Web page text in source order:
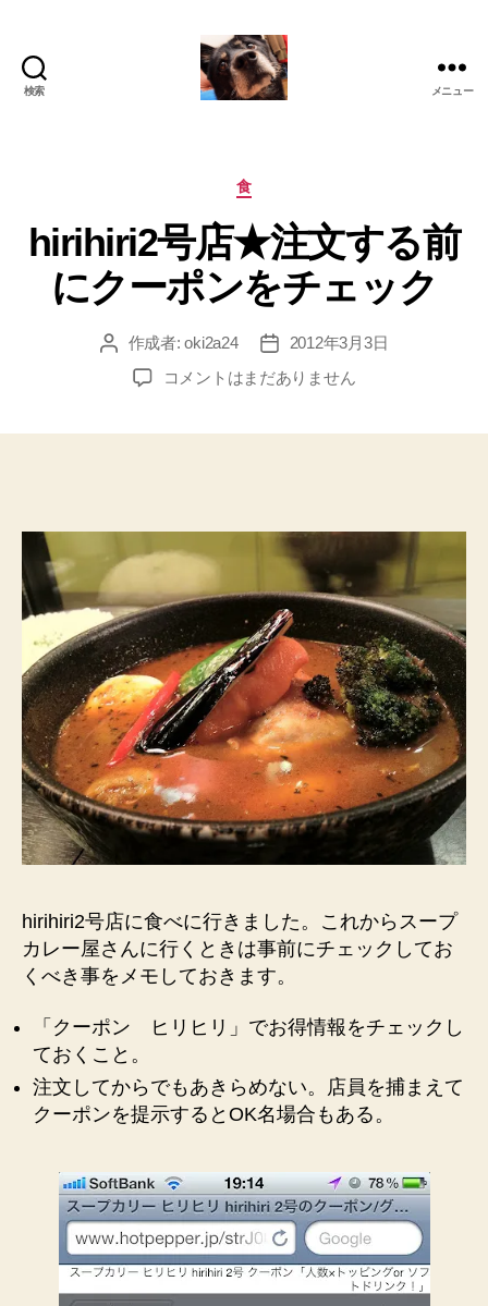
検索 メニュー
カ
ゴ
リ
ー
食
hirihiri2号店★注文する前
にクーポンをチェック
投 作成者:oki2a24
投
稿
日
2012年3月3日
hirihiri2
に
ク
ー
ポ
ン
を
チ
ェ
ッ
ク
へ
コメントはまだありません
hirihiri2号店に食べに行きました。これからスープ
カレー屋さんに行くときは事前にチェックしてお
くべき事をメモしておきます。
「クーポン ヒリヒリ」でお得情報をチェックし
ておくこと。
注文してからでもあきらめない。店員を捕まえて
クーポンを提示するとOK名場合もある。